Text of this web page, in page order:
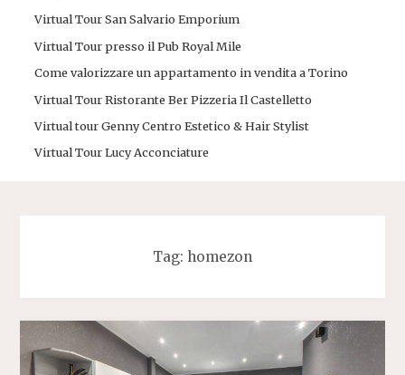
Virtual Tour San Salvario Emporium
Virtual Tour presso il Pub Royal Mile
Come valorizzare un appartamento in vendita a Torino
Virtual Tour Ristorante Ber Pizzeria Il Castelletto
Virtual tour Genny Centro Estetico & Hair Stylist
Virtual Tour Lucy Acconciature
Tag: homezon